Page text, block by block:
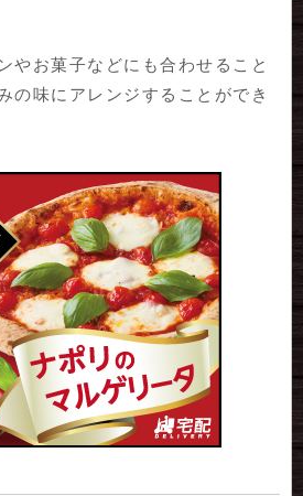
やお菓子などにも合わせること
の味にアレンジすることができ